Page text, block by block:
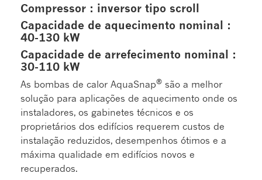
Compressor : inversor tipo scroll
Capacidade de aquecimento nominal :
40-130 kW
Capacidade de arrefecimento nominal :
30-110 kW
As bombas de calor AquaSnap® são a melhor
solução para aplicações de aquecimento onde os
instaladores, os gabinetes técnicos e os
proprietários dos edifícios requerem custos de
instalação reduzidos, desempenhos ótimos e a
máxima qualidade em edifícios novos e
recuperados.